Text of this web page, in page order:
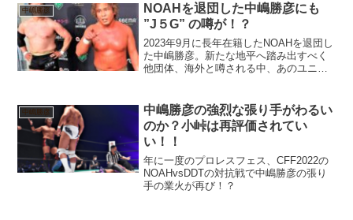
中嶋勝彦
NOAHを退団した中嶋勝彦にも
”J５G” の噂が！？
2023年9月に長年在籍したNOAHを退団し
た中嶋勝彦。新たな地平へ踏み出すべく
他団体、海外と噂される中、あのユニッ
中嶋勝彦
中嶋勝彦の強烈な張り手がわるい
のか？小峠は再評価されてい
い！！
年に一度のプロレスフェス、CFF2022の
NOAHvsDDTの対抗戦で中嶋勝彦の張り
手の業火が再び！？